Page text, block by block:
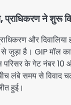
प्राधिकरण ने शुरू
और
से जुड़ा है। GIP मॉल
परिसर के गेट नंबर
लंबे समय से विवाद
हुई।